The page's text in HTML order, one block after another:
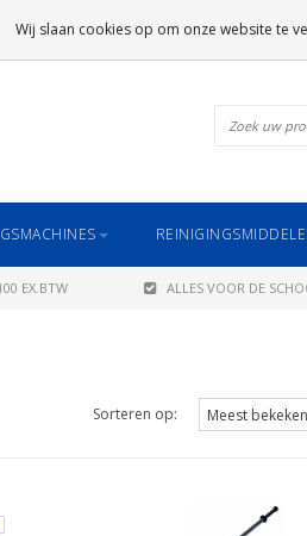
EX.BTW ALLES VOOR DE
Sorteren op:
Wij slaan cookies op om onze website te